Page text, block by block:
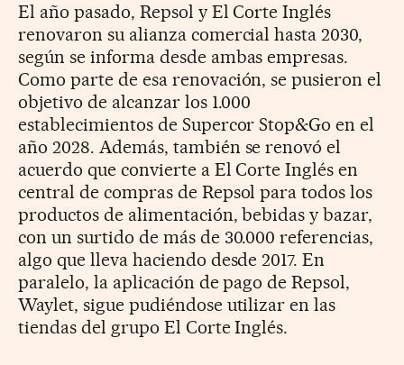
El año pasado, Repsol y El Corte Inglés
renovaron su alianza comercial hasta 2030,
según se informa desde ambas empresas.
Como parte de esa renovación, se pusieron el
objetivo de alcanzar los 1.000
establecimientos de Supercor Stop&Go en el
año 2028. Además, también se renovó el
acuerdo que convierte a El Corte Inglés en
central de compras de Repsol para todos los
productos de alimentación, bebidas y bazar,
con un surtido de más de 30.000 referencias,
algo que lleva haciendo desde 2017. En
paralelo, la aplicación de pago de Repsol,
Waylet, sigue pudiéndose utilizar en las
tiendas del grupo El Corte Inglés.